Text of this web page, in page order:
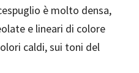
è molto densa,
e lineari di colore
caldi, sui toni del